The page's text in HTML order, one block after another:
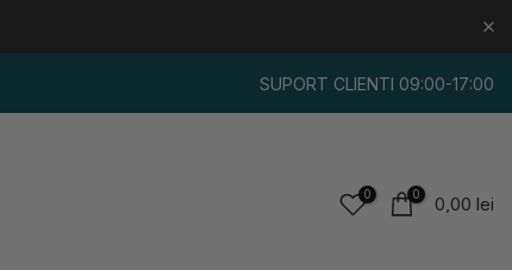
SUPORT CLIENTI 09:00-17:00
0 0 0,00 lei